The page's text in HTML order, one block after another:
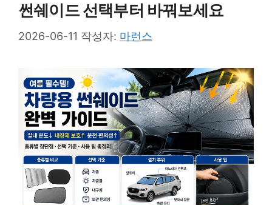
썬쉐이드 선택부터 바꿔보세요
2026-06-11 작성자: 마런스